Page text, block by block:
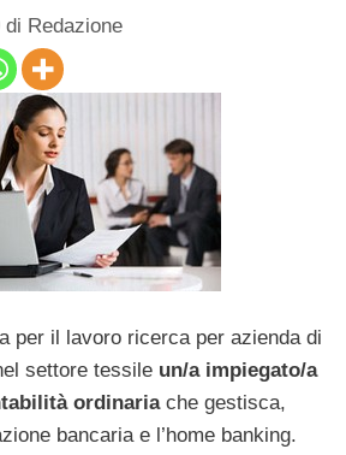
di Redazione
per il lavoro ricerca per azienda di
settore tessile un/a impiegato/a
ordinariache gestisca,
bancaria e l’home banking.